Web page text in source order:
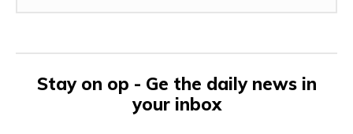
Stay on op - Ge the daily news in
your inbox